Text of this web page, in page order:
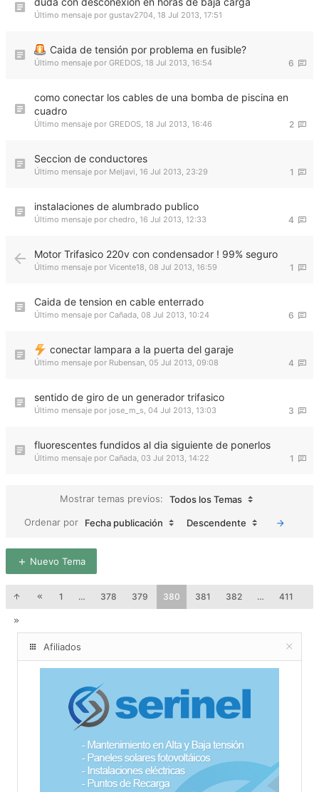
Último mensaje por gustav2704, 18 Jul 2013, 17:51
Caida de tensión por problema en fusible?
6
Último mensaje por GREDOS, 18 Jul 2013, 16:54
como conectar los cables de una bomba de piscina en
cuadro
2
Último mensaje por GREDOS, 18 Jul 2013, 16:46
Seccion de conductores
1
Último mensaje por Meljavi, 16 Jul 2013, 23:29
instalaciones de alumbrado publico
4
Último mensaje por chedro, 16 Jul 2013, 12:33
Motor Trifasico 220v con condensador ! 99% seguro
1
Último mensaje por Vicente18, 08 Jul 2013, 16:59
Caida de tension en cable enterrado
6
Último mensaje por Cañada, 08 Jul 2013, 10:24
conectar lampara a la puerta del garaje
4
Último mensaje por Rubensan, 05 Jul 2013, 09:08
sentido de giro de un generador trifasico
3
Último mensaje por jose_m_s, 04 Jul 2013, 13:03
fluorescentes fundidos al dia siguiente de ponerlos
1
Último mensaje por Cañada, 03 Jul 2013, 14:22
Mostrar temas previos:
Todos los Temas
Ordenar por
Fecha publicación Descendente
Nuevo Tema
1 … 378 379 380 381 382 … 411
Afiliados